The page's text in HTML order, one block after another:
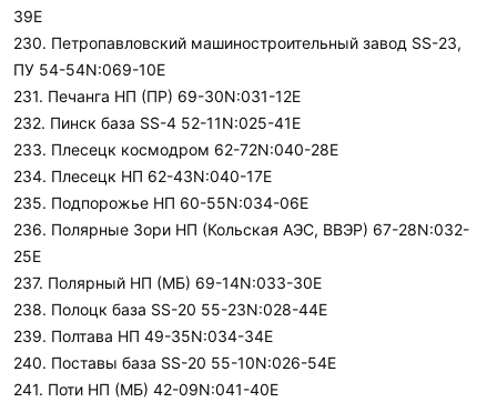
39E
230. Петропавловский машиностроительный завод SS-23,
ПУ 54-54N:069-10E
231. Печанга НП (ПР) 69-30N:031-12E
232. Пинск база SS-4 52-11N:025-41E
233. Плесецк космодром 62-72N:040-28E
234. Плесецк НП 62-43N:040-17E
235. Подпорожье НП 60-55N:034-06E
236. Полярные Зори НП (Кольская АЭС, ВВЭР) 67-28N:032-
25E
237. Полярный НП (МБ) 69-14N:033-30E
238. Полоцк база SS-20 55-23N:028-44E
239. Полтава НП 49-35N:034-34E
240. Поставы база SS-20 55-10N:026-54E
241. Поти НП (МБ) 42-09N:041-40E